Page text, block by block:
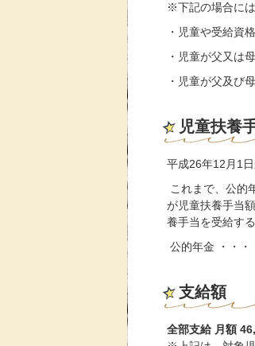
※下記の場合に
・児童や受給資
・児童が父又は
・児童が父及び
児童扶養
平成26年12月1
これまで、公的
が児童扶養手当
養手当を受給す
公的年金 ・・・
支給額
全部支給 月額